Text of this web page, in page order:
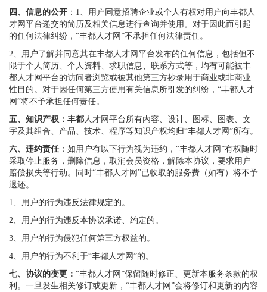
四、信息的公开 ：1、用户同意招聘企业或个人有权对用户向丰都人
才网平台递交的简历及相关信息进行查询并使用。对于因此而引起
的任何法律纠纷，“丰都人才网”不承担任何法律责任。
2、用户了解并同意其在丰都人才网平台发布的任何信息，包括但不
限于个人简历、个人资料、求职信息、联系方式等，均有可能被丰
都人才网平台的访问者浏览或被其他第三方抄录用于商业或非商业
性目的。对于因任何第三方使用有关信息所引发的纠纷，“丰都人才
网”将不予承担任何责任。
五、知识产权：丰都 人才网平台所有内容、设计、图标、图表、文
字及其组合、产品、技术、程序等知识产权均归“丰都人才网”所有。
六、违约责任 ：如用户有以下行为视为违约，“丰都人才网”有权随时
采取停止服务，删除信息，取消会员资格，解除本协议，要求用户
赔偿损失等行动。同时“丰都人才网”已收取的服务费（如有）将不予
退还。
1、用户的行为违反法律规定的。
2、用户的行为违反本协议承诺、约定的。
3、用户的行为侵犯任何第三方权益的。
4、用户的行为不利于“丰都人才网”的。
七、协议的变更： “丰都人才网”保留随时修正、更新本服务条款的权
利。一旦发生相关修订或更新，“丰都人才网”会将修订和更新的内容